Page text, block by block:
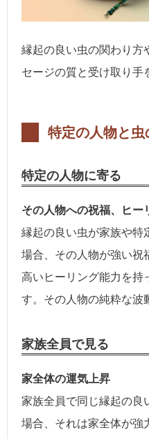
縁起の良い虫の関わり方
セージの質と受け取り手
特定の人物と
特定の人物に寄る
その人物への祝福、ヒー
縁起の良い虫が家族や特
場合、その人物が強い祝
高いヒーリング能力を持
す。その人物の純粋な波
家族全員で見る
家全体の運気上昇
家族全員で同じ縁起の良
場合、それは家全体が強